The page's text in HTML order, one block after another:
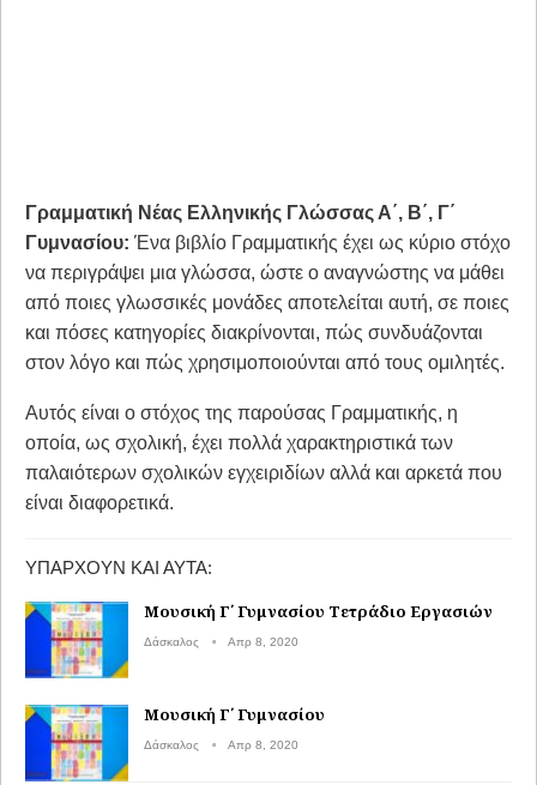
Γραμματική Νέας Ελληνικής Γλώσσας Α΄, Β΄, Γ΄
Γυμνασίου: Ένα βιβλίο Γραμματικής έχει ως κύριο στόχο
να περιγράψει μια γλώσσα, ώστε ο αναγνώστης να μάθει
από ποιες γλωσσικές μονάδες αποτελείται αυτή, σε ποιες
και πόσες κατηγορίες διακρίνονται, πώς συνδυάζονται
στον λόγο και πώς χρησιμοποιούνται από τους ομιλητές.
Αυτός είναι ο στόχος της παρούσας Γραμματικής, η
οποία, ως σχολική, έχει πολλά χαρακτηριστικά των
παλαιότερων σχολικών εγχειριδίων αλλά και αρκετά που
είναι διαφορετικά.
ΥΠΆΡΧΟΥΝ ΚΑΙ ΑΥΤΆ:
Μουσική Γ΄ Γυμνασίου Τετράδιο Εργασιών
Δάσκαλος Απρ 8, 2020
Μουσική Γ΄ Γυμνασίου
Δάσκαλος Απρ 8, 2020